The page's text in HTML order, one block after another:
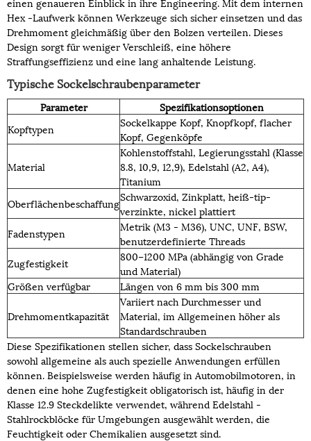
Hex -Laufwerk können Werkzeuge sich sicher einsetzen und das
Drehmoment gleichmäßig über den Bolzen verteilen. Dieses
Design sorgt für weniger Verschleiß, eine höhere
Straffungseffizienz und eine lang anhaltende Leistung.
Typische Sockelschraubenparameter
Parameter
Spezifikationsoptionen
Kopftypen
Sockelkappe Kopf, Knopfkopf, flacher
Kopf, Gegenköpfe
Material
Kohlenstoffstahl, Legierungsstahl (Klasse
8.8, 10,9, 12,9), Edelstahl (A2, A4),
Titanium
OberflächenbeschaffungSchwarzoxid, Zinkplatt, heiß-tip-
verzinkte, nickel plattiert
Fadenstypen
Metrik (M3 - M36), UNC, UNF, BSW,
benutzerdefinierte Threads
Zugfestigkeit
800–1200 MPa (abhängig von Grade
und Material)
Größen verfügbar
Längen von 6 mm bis 300 mm
Drehmomentkapazität
Variiert nach Durchmesser und
Material, im Allgemeinen höher als
Standardschrauben
Diese Spezifikationen stellen sicher, dass Sockelschrauben
sowohl allgemeine als auch spezielle Anwendungen erfüllen
können. Beispielsweise werden häufig in Automobilmotoren, in
denen eine hohe Zugfestigkeit obligatorisch ist, häufig in der
Klasse 12.9 Steckdelikte verwendet, während Edelstahl -
Stahlrockblöcke für Umgebungen ausgewählt werden, die
Feuchtigkeit oder Chemikalien ausgesetzt sind.